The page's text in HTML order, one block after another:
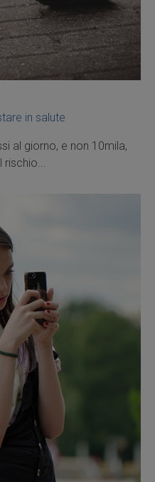
in salute
al giorno, e non 10mila,